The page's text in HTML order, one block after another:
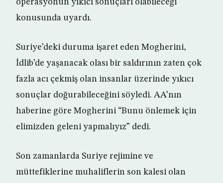
operasyonun yıkıcı sonuçları olabileceği
konusunda uyardı.
Suriye’deki duruma işaret eden Mogherini,
İdlib’de yaşanacak olası bir saldırının zaten çok
fazla acı çekmiş olan insanlar üzerinde yıkıcı
sonuçlar doğurabileceğini söyledi. AA’nın
haberine göre Mogherini “Bunu önlemek için
elimizden geleni yapmalıyız” dedi.
Son zamanlarda Suriye rejimine ve
müttefiklerine muhaliflerin son kalesi olan